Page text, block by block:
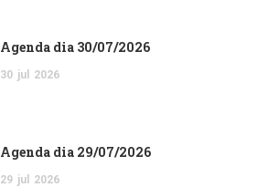
Agenda dia 30/07/2026
30 jul 2026
Agenda dia 29/07/2026
29 jul 2026